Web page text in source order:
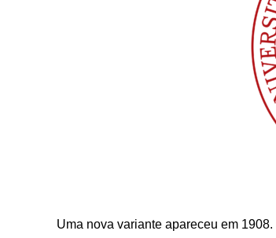
Uma nova variante apareceu em